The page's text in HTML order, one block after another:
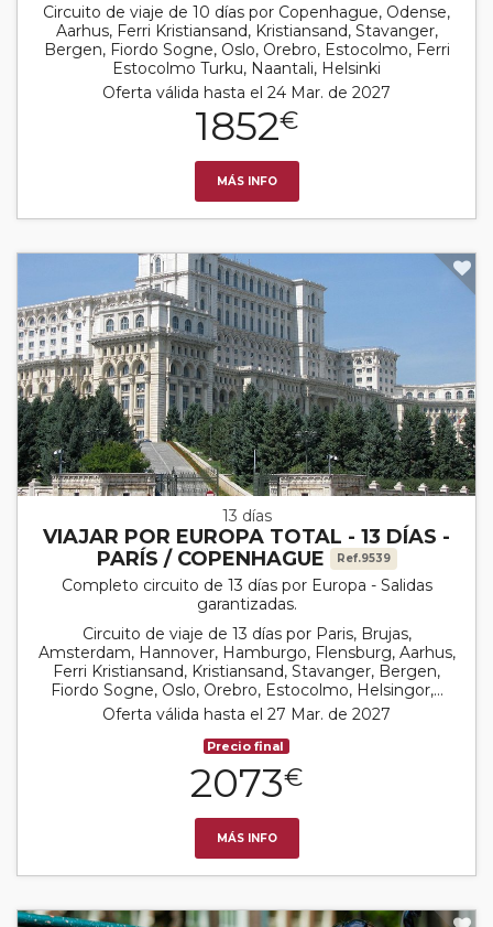
Circuito de viaje de 10 días por Copenhague, Odense,
Aarhus, Ferri Kristiansand, Kristiansand, Stavanger,
Bergen, Fiordo Sogne, Oslo, Orebro, Estocolmo, Ferri
Estocolmo Turku, Naantali, Helsinki
Oferta válida hasta el 24 Mar. de 2027
1852€
MÁS INFO
13 días
VIAJAR POR EUROPA TOTAL - 13 DÍAS -
PARÍS / COPENHAGUE
Ref.9539
Completo circuito de 13 días por Europa - Salidas
garantizadas.
Circuito de viaje de 13 días por Paris, Brujas,
Amsterdam, Hannover, Hamburgo, Flensburg, Aarhus,
Ferri Kristiansand, Kristiansand, Stavanger, Bergen,
Fiordo Sogne, Oslo, Orebro, Estocolmo, Helsingor,...
Oferta válida hasta el 27 Mar. de 2027
Precio final
2073€
MÁS INFO